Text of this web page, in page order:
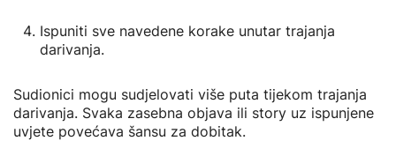
Ispuniti sve navedene korake unutar trajanja
darivanja.
Sudionici mogu sudjelovati više puta tijekom trajanja
darivanja. Svaka zasebna objava ili story uz ispunjene
uvjete povećava šansu za dobitak.